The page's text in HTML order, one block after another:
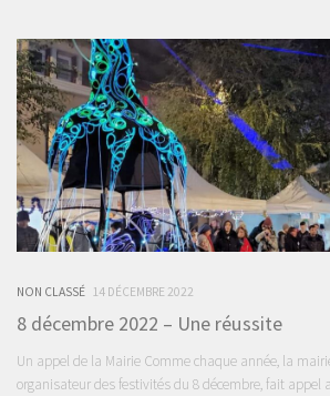
NON CLASSÉ 14 DÉCEMBRE 2022
8 décembre 2022 – Une réussite
Un appel de la Mairie Comme chaque année, la
organisateur des festivités du 8 décembre, fait appel